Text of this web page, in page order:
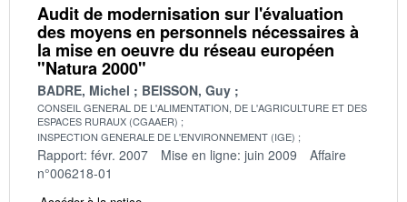
Audit de modernisation sur l'évaluation
des moyens en personnels nécessaires à
la mise en oeuvre du réseau européen
"Natura 2000"
BADRE, Michel BEISSON, Guy
CONSEIL GENERAL DE L'ALIMENTATION, DE L'AGRICULTURE ET DES
ESPACES RURAUX (CGAAER)
INSPECTION GENERALE DE L'ENVIRONNEMENT (IGE)
Rapport: févr. 2007 Mise en ligne: juin 2009
Affaire
n°006218-01